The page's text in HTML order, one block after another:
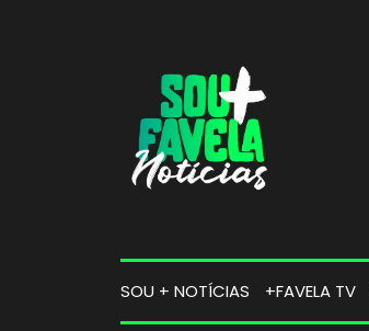
SOU + NOTÍCIAS +FAVELA TV